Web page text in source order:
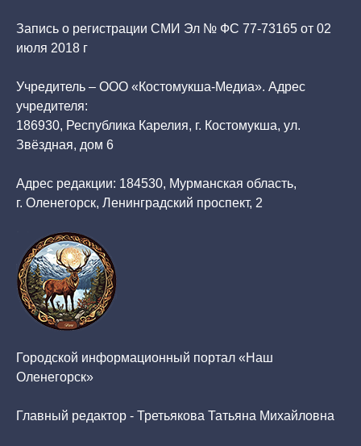
Запись о регистрации СМИ Эл № ФС 77-73165 от 02
июля 2018 г
Учредитель – ООО «Костомукша-Медиа». Адрес
учредителя:
186930, Республика Карелия, г. Костомукша, ул.
Звёздная, дом 6
Адрес редакции: 184530, Мурманская область,
г. Оленегорск, Ленинградский проспект, 2
Городской информационный портал «Наш
Оленегорск»
Главный редактор - Третьякова Татьяна Михайловна